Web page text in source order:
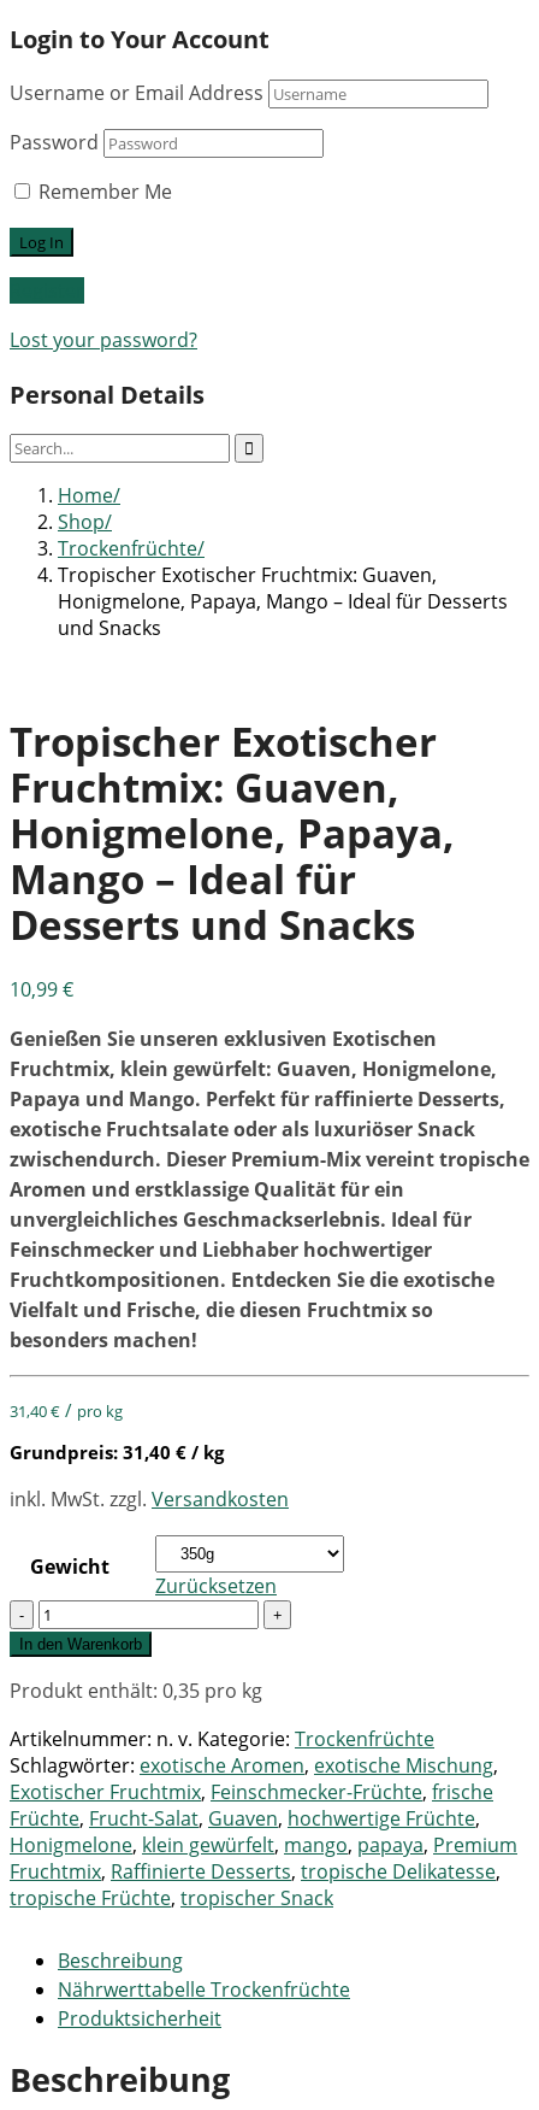
Login to Your Account
Username or Email Address
Password
Remember Me
Lost your password?
Personal Details
Home
Shop
Trockenfrüchte
Tropischer Exotischer Fruchtmix: Guaven,
Honigmelone, Papaya, Mango – Ideal für Desserts
und Snacks
Tropischer Exotischer
Fruchtmix: Guaven,
Honigmelone, Papaya,
Mango – Ideal für
Desserts und Snacks
10,99€
Genießen Sie unseren exklusiven Exotischen
Fruchtmix, klein gewürfelt: Guaven, Honigmelone,
Papaya und Mango. Perfekt für raffinierte Desserts,
exotische Fruchtsalate oder als luxuriöser Snack
zwischendurch. Dieser Premium-Mix vereint tropische
Aromen und erstklassige Qualität für ein
unvergleichliches Geschmackserlebnis. Ideal für
Feinschmecker und Liebhaber hochwertiger
Fruchtkompositionen. Entdecken Sie die exotische
Vielfalt und Frische, die diesen Fruchtmix so
besonders machen!
31,40€ / pro kg
Grundpreis: 31,40 € / kg
inkl. MwSt. zzgl. Versandkosten
Gewicht
Zurücksetzen
Quantity
In den Warenkorb
Produkt enthält: 0,35 pro kg
Artikelnummer: n. v. Kategorie: Trockenfrüchte
Schlagwörter: exotische Aromen, exotische Mischung,
Exotischer Fruchtmix, Feinschmecker-Früchte, frische
Früchte, Frucht-Salat, Guaven, hochwertige Früchte,
Honigmelone, klein gewürfelt, mango, papaya, Premium
Fruchtmix, Raffinierte Desserts, tropische Delikatesse,
tropische Früchte, tropischer Snack
Beschreibung
Nährwerttabelle Trockenfrüchte
Produktsicherheit
Beschreibung